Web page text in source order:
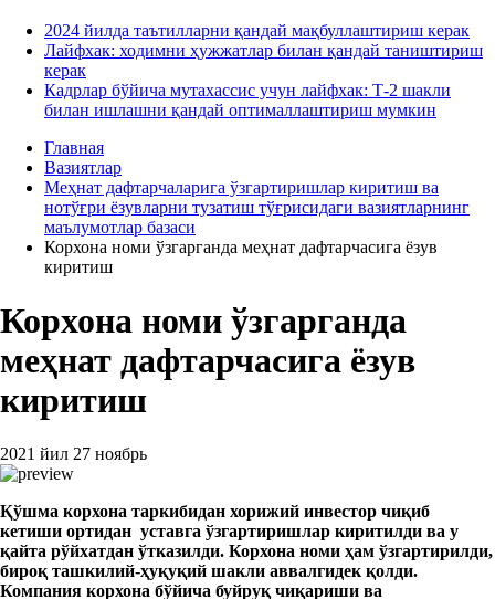
2024 йилда таътилларни қандай мақбуллаштириш керак
Лайфхак: ходимни ҳужжатлар билан қандай таништириш
керак
Кадрлар бўйича мутахассис учун лайфхак: Т-2 шакли
билан ишлашни қандай оптималлаштириш мумкин
Главная
Вазиятлар
Меҳнат дафтарчаларига ўзгартиришлар киритиш ва
нотўғри ёзувларни тузатиш тўғрисидаги вазиятларнинг
маълумотлар базаси
Корхона номи ўзгарганда меҳнат дафтарчасига ёзув
киритиш
Корхона номи ўзгарганда
меҳнат дафтарчасига ёзув
киритиш
2021 йил 27 ноябрь
Қўшма корхона таркибидан хорижий инвестор чиқиб
кетиши ортидан уставга ўзгартиришлар киритилди ва у
қайта рўйхатдан ўтказилди. Корхона номи ҳам ўзгартирилди,
бироқ ташкилий-ҳуқуқий шакли аввалгидек қолди.
Компания корхона бўйича буйруқ чиқариши ва